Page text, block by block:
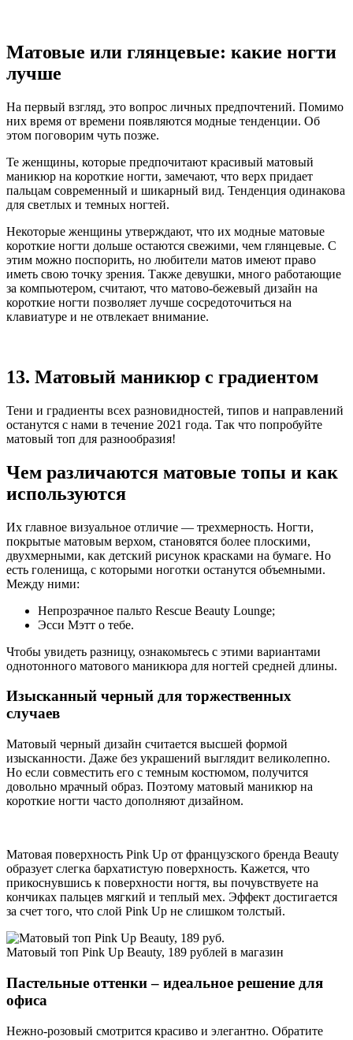
Матовые или глянцевые: какие ногти
лучше
На первый взгляд, это вопрос личных предпочтений. Помимо
них время от времени появляются модные тенденции. Об
этом поговорим чуть позже.
Те женщины, которые предпочитают красивый матовый
маникюр на короткие ногти, замечают, что верх придает
пальцам современный и шикарный вид. Тенденция одинакова
для светлых и темных ногтей.
Некоторые женщины утверждают, что их модные матовые
короткие ногти дольше остаются свежими, чем глянцевые. С
этим можно поспорить, но любители матов имеют право
иметь свою точку зрения. Также девушки, много работающие
за компьютером, считают, что матово-бежевый дизайн на
короткие ногти позволяет лучше сосредоточиться на
клавиатуре и не отвлекает внимание.
13. Матовый маникюр с градиентом
Тени и градиенты всех разновидностей, типов и направлений
останутся с нами в течение 2021 года. Так что попробуйте
матовый топ для разнообразия!
Чем различаются матовые топы и как
используются
Их главное визуальное отличие — трехмерность. Ногти,
покрытые матовым верхом, становятся более плоскими,
двухмерными, как детский рисунок красками на бумаге. Но
есть голенища, с которыми ноготки останутся объемными.
Между ними:
Непрозрачное пальто Rescue Beauty Lounge;
Эсси Мэтт о тебе.
Чтобы увидеть разницу, ознакомьтесь с этими вариантами
однотонного матового маникюра для ногтей средней длины.
Изысканный черный для торжественных
случаев
Матовый черный дизайн считается высшей формой
изысканности. Даже без украшений выглядит великолепно.
Но если совместить его с темным костюмом, получится
довольно мрачный образ. Поэтому матовый маникюр на
короткие ногти часто дополняют дизайном.
Матовая поверхность Pink Up от французского бренда Beauty
образует слегка бархатистую поверхность. Кажется, что
прикоснувшись к поверхности ногтя, вы почувствуете на
кончиках пальцев мягкий и теплый мех. Эффект достигается
за счет того, что слой Pink Up не слишком толстый.
Матовый топ Pink Up Beauty, 189 рублей в магазин
Пастельные оттенки – идеальное решение для
офиса
Нежно-розовый смотрится красиво и элегантно. Обратите